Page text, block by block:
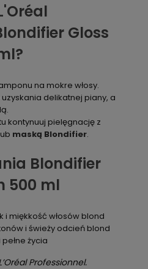
Gloss
na mokre włosy.
uzyskania delikatnej piany, a
kontynuuj pielęgnację z
maską Blondifier.
Blondifier
500 ml
i miękkość włosów blond
i świeży odcień blond
pełne życia
Professionnel.